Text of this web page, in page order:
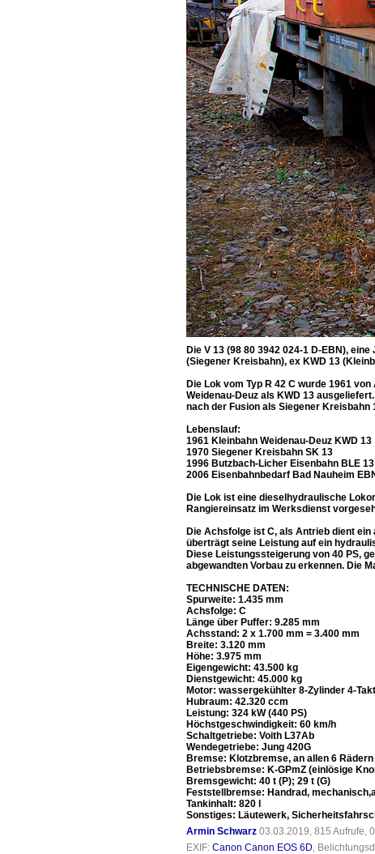
Die V 13 (98 80 3942 024-1 D-EBN),
(Siegener Kreisbahn), ex KWD 13
Die Lok vom Typ R 42 C wurde 1961
Weidenau-Deuz als KWD 13
nach der Fusion als Siegener
Lebenslauf:
1961 Kleinbahn Weidenau-Deuz KWD 13
1970 Siegener Kreisbahn SK 13
1996 Butzbach-Licher Eisenbahn BLE
2006 Eisenbahnbedarf Bad Nauheim
Die Lok ist eine dieselhydraulische
Rangiereinsatz im Werksdienst
Die Achsfolge ist C, als Antrieb dient
überträgt seine Leistung auf ein
Diese Leistungssteigerung von 40 PS,
abgewandten Vorbau zu erkennen. Die
TECHNISCHE DATEN:
Spurweite: 1.435 mm
Achsfolge: C
Länge über Puffer: 9.285 mm
Achsstand: 2 x 1.700 mm = 3.400 mm
Breite: 3.120 mm
Höhe: 3.975 mm
Eigengewicht: 43.500 kg
Dienstgewicht: 45.000 kg
Motor: wassergekühlter 8-Zylinder 4-
Hubraum: 42.320 ccm
Leistung: 324 kW (440 PS)
Höchstgeschwindigkeit: 60 km/h
Schaltgetriebe: Voith L37Ab
Wendegetriebe: Jung 420G
Bremse: Klotzbremse, an allen 6 Rädern
Betriebsbremse: K-GPmZ (einlösige
Bremsgewicht: 40 t (P); 29 t (G)
Feststellbremse: Handrad,
Tankinhalt: 820 l
Sonstiges: Läutewerk,
Armin Schwarz 03.03.2019, 815 Aufrufe,
EXIF: Canon Canon EOS 6D,